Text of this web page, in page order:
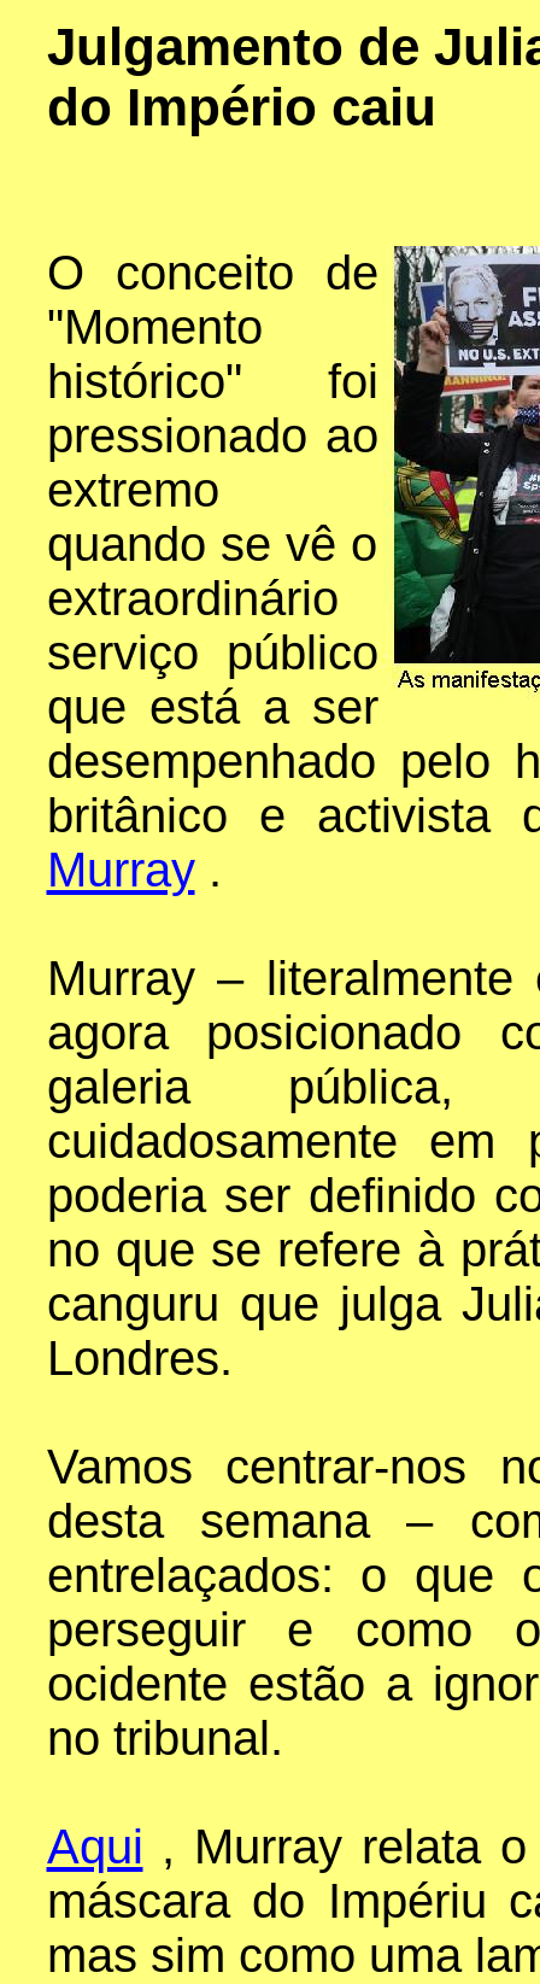
Julgamento de
do Império caiu
O conceito de
"Momento
histórico" foi
pressionado ao
extremo
quando se vê o
extraordinário
serviço público
que está a ser
desempenhado pelo
britânico e activista
Murray.
Murray –
agora posicionado
galeria pública,
cuidadosamente
poderia ser definido
no que se refere à
canguru que julga
Londres.
Vamos centrar-nos
desta semana –
entrelaçados: o que
perseguir e como
ocidente estão a
no tribunal.
Aqui , Murray relata
máscara do Impériu
mas sim como uma